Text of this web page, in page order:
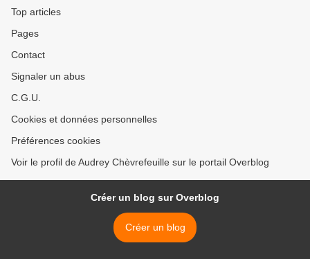
Top articles
Pages
Contact
Signaler un abus
C.G.U.
Cookies et données personnelles
Préférences cookies
Voir le profil de Audrey Chèvrefeuille sur le portail Overblog
Créer un blog sur Overblog
Créer un blog